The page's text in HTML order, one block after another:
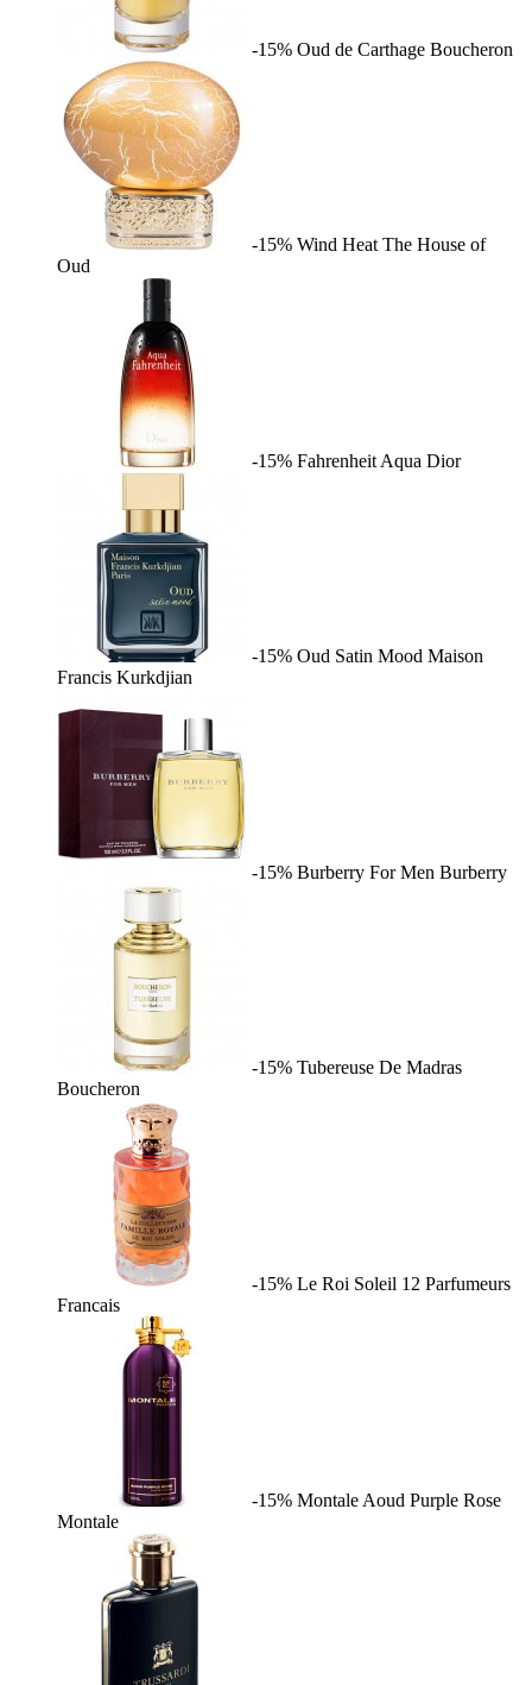
-15% Oud de Carthage Boucheron
-15% Wind Heat The House of
Oud
-15% Fahrenheit Aqua Dior
-15% Oud Satin Mood Maison
Francis Kurkdjian
-15% Burberry For Men Burberry
-15% Tubereuse De Madras
Boucheron
-15% Le Roi Soleil 12 Parfumeurs
Francais
-15% Montale Aoud Purple Rose
Montale